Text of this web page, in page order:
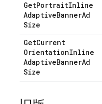
GetPortraitInline
AdaptiveBannerAd
Size
GetCurrent
OrientationInline
AdaptiveBannerAd
Size